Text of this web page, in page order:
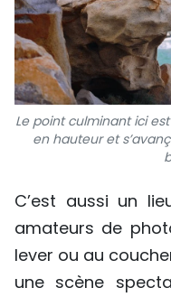
Le point culminant ici
en hauteur et
C’est aussi un
amateurs de
lever ou au
une scène